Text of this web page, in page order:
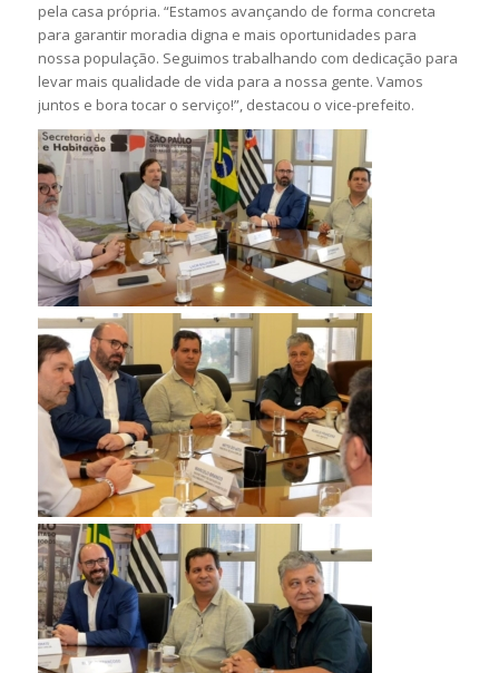
pela casa própria. “Estamos avançando de forma concreta
para garantir moradia digna e mais oportunidades para
nossa população. Seguimos trabalhando com dedicação para
levar mais qualidade de vida para a nossa gente. Vamos
juntos e bora tocar o serviço!”, destacou o vice-prefeito.